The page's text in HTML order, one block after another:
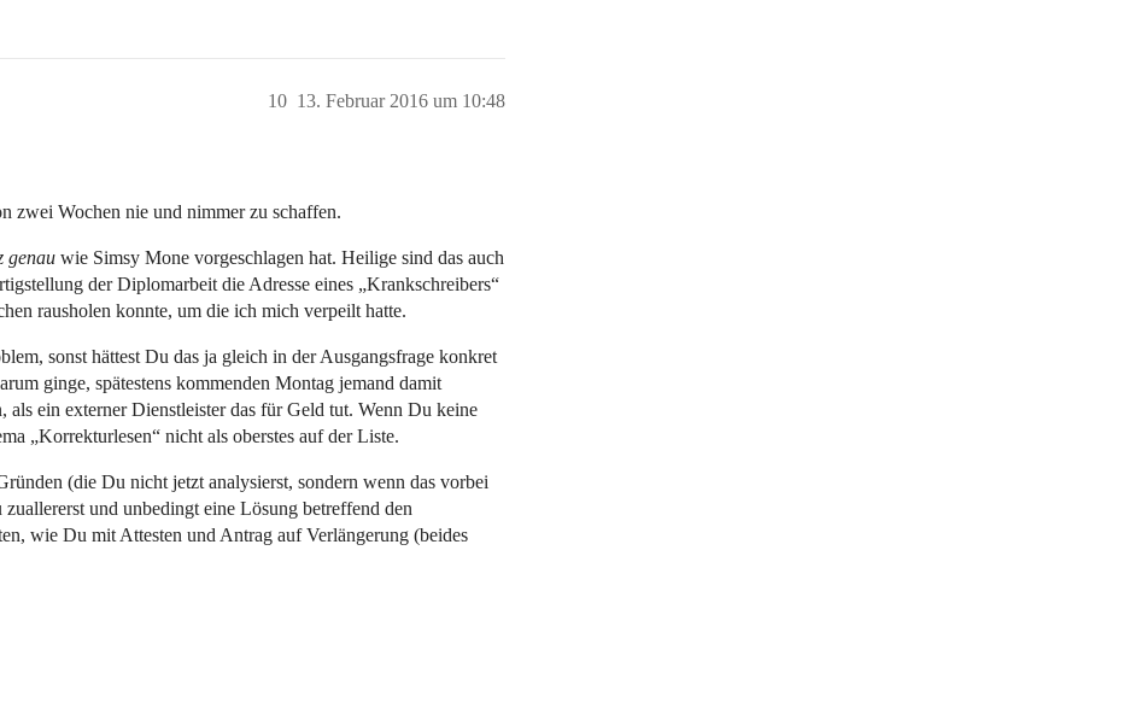
13. Februar 2016 um 10:48
10
zwei Wochen nie und nimmer zu schaffen.
genau wie Simsy Mone vorgeschlagen hat. Heilige sind das auch
der Diplomarbeit die Adresse eines „Krankschreibers“
rausholen konnte, um die ich mich verpeilt hatte.
sonst hättest Du das ja gleich in der Ausgangsfrage konkret
ginge, spätestens kommenden Montag jemand damit
als ein externer Dienstleister das für Geld tut. Wenn Du keine
„Korrekturlesen“ nicht als oberstes auf der Liste.
(die Du nicht jetzt analysierst, sondern wenn das vorbei
und unbedingt eine Lösung betreffend den
wie Du mit Attesten und Antrag auf Verlängerung (beides